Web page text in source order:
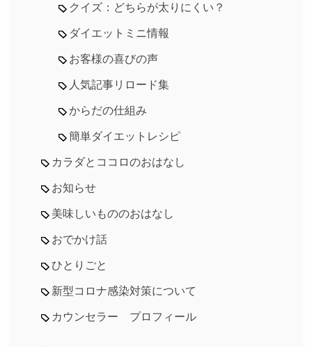
クイズ：どちらが太りにくい？
ダイエットミニ情報
お客様の喜びの声
人気記事リロード集
からだの仕組み
簡単ダイエットレシピ
カラダとココロのおはなし
お知らせ
美味しいもののおはなし
おでかけ話
ひとりごと
新型コロナ感染対策について
カウンセラー プロフィール